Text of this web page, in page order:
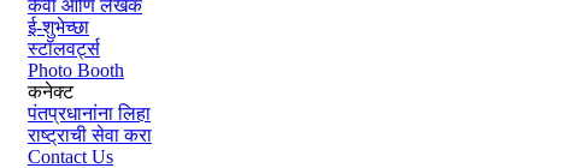
कवी आणि लेखक
ई-शुभेच्छा
स्टॉलवर्ट्स
Photo Booth
कनेक्ट
पंतप्रधानांना लिहा
राष्ट्राची सेवा करा
Contact Us